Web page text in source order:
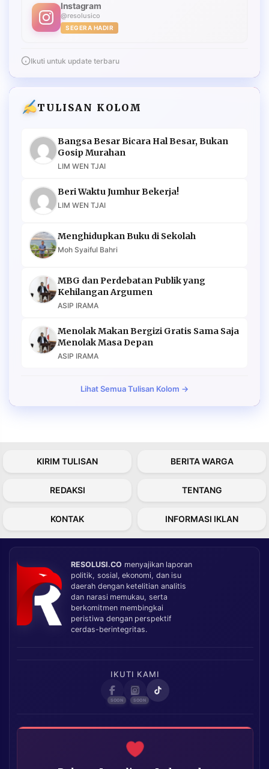
Instagram
@resolusico
SEGERA HADIR
Ikuti untuk update terbaru
TULISAN KOLOM
Bangsa Besar Bicara Hal Besar, Bukan
Gosip Murahan
LIM WEN TJAI
Beri Waktu Jumhur Bekerja!
LIM WEN TJAI
Menghidupkan Buku di Sekolah
Moh Syaiful Bahri
MBG dan Perdebatan Publik yang
Kehilangan Argumen
ASIP IRAMA
Menolak Makan Bergizi Gratis Sama Saja
Menolak Masa Depan
ASIP IRAMA
Lihat Semua Tulisan Kolom →
KIRIM TULISAN BERITA WARGA
REDAKSI TENTANG
KONTAK INFORMASI IKLAN
RESOLUSI.CO menyajikan laporan
politik, sosial, ekonomi, dan isu
daerah dengan ketelitian analitis
dan narasi memukau, serta
berkomitmen membingkai
peristiwa dengan perspektif
cerdas-berintegritas.
IKUTI KAMI